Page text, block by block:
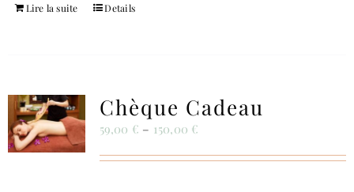
Lire la suite Details
Chèque Cadeau
59,00 € – 150,00 €